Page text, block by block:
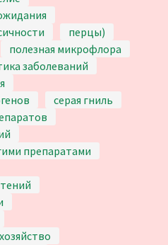
перцы)
полезная микрофлора
заболеваний
серая гниль
препаратами